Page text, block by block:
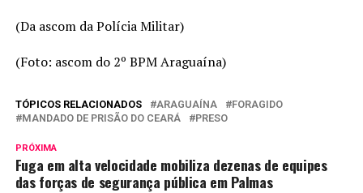
(Da ascom da Polícia Militar)
(Foto: ascom do 2º BPM Araguaína)
TÓPICOS RELACIONADOS ARAGUAÍNA
FORAGIDO
MANDADO DE PRISÃO DO CEARÁ
PRESO
PRÓXIMA
Fuga em alta velocidade mobiliza dezenas de equipes
das forças de segurança pública em Palmas